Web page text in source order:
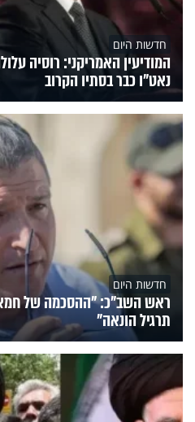
חדשות היום
המודיעין האמריקני: רוסיה
נאט"ו כבר בסתיו הקרוב
חדשות היום
ראש השב"כ: "ההסכמה של
תרגיל הונאה"